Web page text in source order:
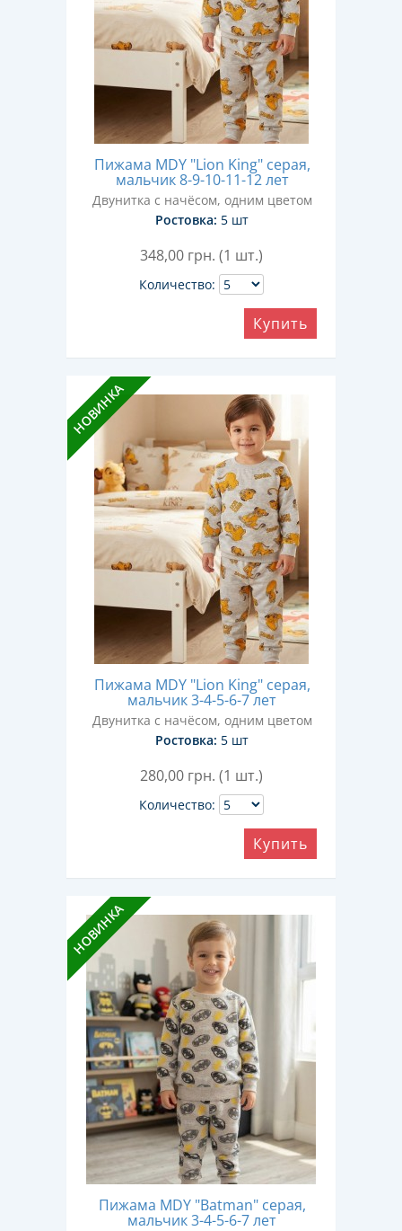
Пижама MDY "Lion King" серая,
мальчик 8-9-10-11-12 лет
Двунитка с начёсом, одним цветом
Ростовка: 5 шт
348,00 грн. (1 шт.)
Количество:
Купить
НОВИНКА
Пижама MDY "Lion King" серая,
мальчик 3-4-5-6-7 лет
Двунитка с начёсом, одним цветом
Ростовка: 5 шт
280,00 грн. (1 шт.)
Количество:
Купить
НОВИНКА
Пижама MDY "Batman" серая,
мальчик 3-4-5-6-7 лет